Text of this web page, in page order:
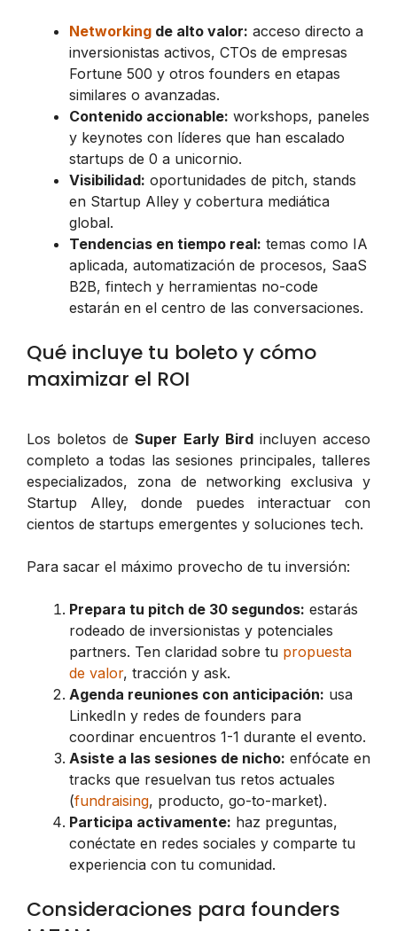
Networking de alto valor: acceso directo a
inversionistas activos, CTOs de empresas
Fortune 500 y otros founders en etapas
similares o avanzadas.
Contenido accionable: workshops, paneles
y keynotes con líderes que han escalado
startups de 0 a unicornio.
Visibilidad: oportunidades de pitch, stands
en Startup Alley y cobertura mediática
global.
Tendencias en tiempo real: temas como IA
aplicada, automatización de procesos, SaaS
B2B, fintech y herramientas no-code
estarán en el centro de las conversaciones.
Qué incluye tu boleto y cómo
maximizar el ROI
Los boletos deSuper Early Birdincluyen acceso
completo a todas las sesiones principales, talleres
especializados, zona de networking exclusiva y
Startup Alley, donde puedes interactuar con
cientos de startups emergentes y soluciones tech.
Para sacar el máximo provecho de tu inversión:
Prepara tu pitch de 30 segundos: estarás
rodeado de inversionistas y potenciales
partners. Ten claridad sobre tu propuesta
de valor, tracción y ask.
Agenda reuniones con anticipación: usa
LinkedIn y redes de founders para
coordinar encuentros 1-1 durante el evento.
Asiste a las sesiones de nicho: enfócate en
tracks que resuelvan tus retos actuales
(fundraising, producto, go-to-market).
Participa activamente: haz preguntas,
conéctate en redes sociales y comparte tu
experiencia con tu comunidad.
Consideraciones para founders